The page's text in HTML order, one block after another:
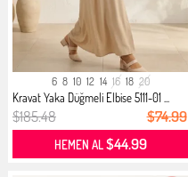
6 8 10 12 14 16 18 20
Kravat Yaka Düğmeli Elbise 5111-01 ...
$185.48 $74.99
HEMEN AL$44.99